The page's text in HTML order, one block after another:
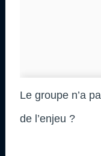
Le groupe n’a
de l’enjeu ?